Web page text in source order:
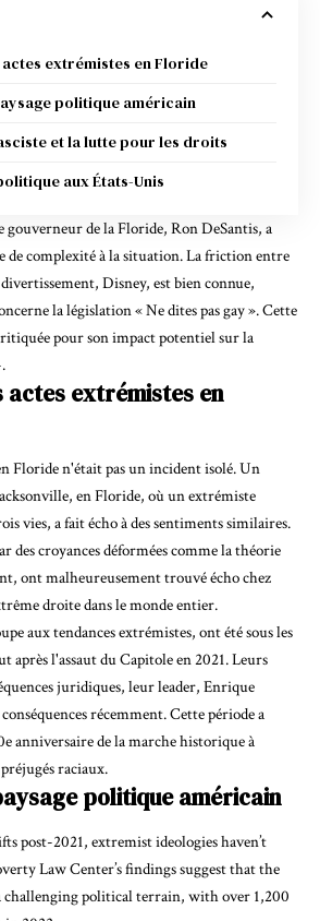
extrémistes en Floride
politique américain
et la lutte pour les droits
aux États-Unis
gouverneur de la Floride, Ron DeSantis, a
de complexité à la situation. La friction entre
Disney, est bien connue,
la législation « Ne dites pas gay ». Cette
pour son impact potentiel sur la
actes extrémistes en
Floride n'était pas un incident isolé. Un
en Floride, où un extrémiste
vies, a fait écho à des sentiments similaires.
des croyances déformées comme la théorie
ont malheureusement trouvé écho chez
droite dans le monde entier.
aux tendances extrémistes, ont été sous les
après l'assaut du Capitole en 2021. Leurs
juridiques, leur leader, Enrique
récemment. Cette période a
anniversaire de la marche historique à
raciaux.
politique américain
post-2021, extremist ideologies haven’t
Law Center’s findings suggest that the
challenging political terrain, with over 1,200